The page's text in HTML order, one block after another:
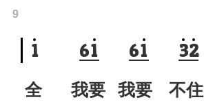
1 61 61 32
9
全 我要 我要 不住